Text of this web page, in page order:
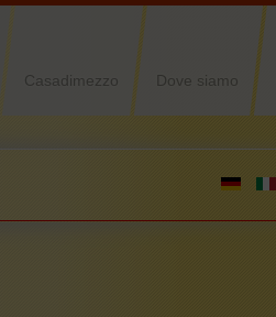
Casadimezzo Dove siamo